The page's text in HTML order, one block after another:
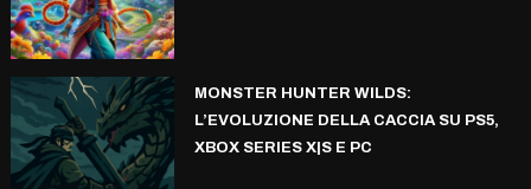
MONSTER HUNTER WILDS:
L’EVOLUZIONE DELLA CACCIA SU PS5,
XBOX SERIES X|S E PC